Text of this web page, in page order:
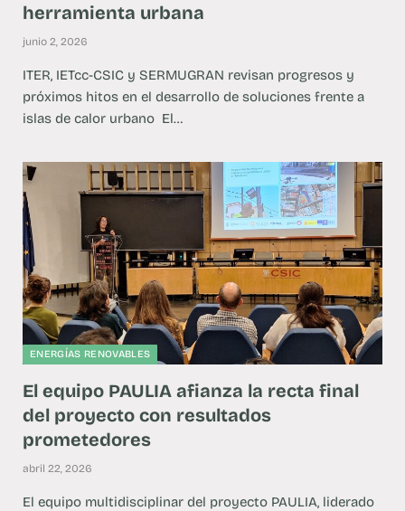
herramienta urbana
junio 2, 2026
ITER, IETcc-CSIC y SERMUGRAN revisan progresos y
próximos hitos en el desarrollo de soluciones frente a
islas de calor urbano El…
ENERGÍAS RENOVABLES
El equipo PAULIA afianza la recta final
del proyecto con resultados
prometedores
abril 22, 2026
El equipo multidisciplinar del proyecto PAULIA, liderado